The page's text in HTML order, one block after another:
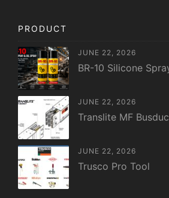
PRODUCT
JUNE 22, 2026
BR-10 Silicone
JUNE 22, 2026
Translite MF
JUNE 22, 2026
Trusco Pro Tool